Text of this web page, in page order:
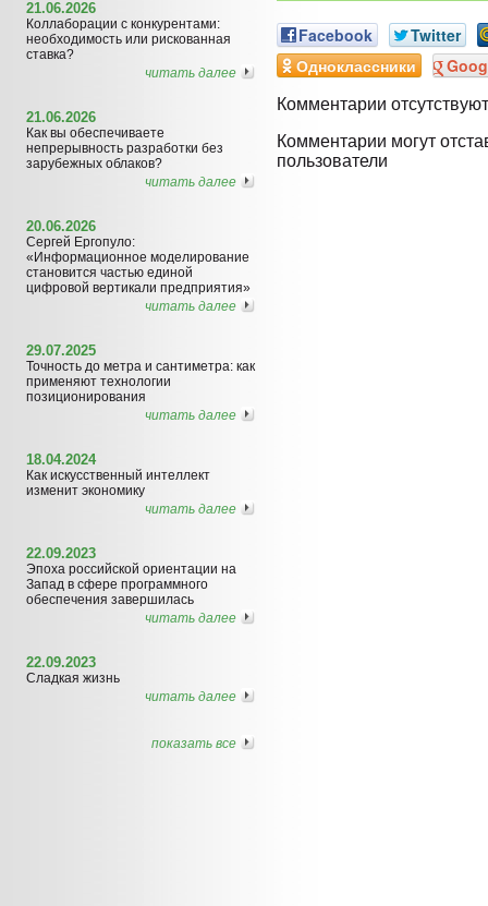
21.06.2026
Коллаборации с конкурентами:
необходимость или рискованная
ставка?
читать далее
21.06.2026
Как вы обеспечиваете
непрерывность разработки без
зарубежных облаков?
читать далее
20.06.2026
Сергей Ергопуло:
«Информационное моделирование
становится частью единой
цифровой вертикали предприятия»
читать далее
29.07.2025
Точность до метра и сантиметра: как
применяют технологии
позиционирования
читать далее
18.04.2024
Как искусственный интеллект
изменит экономику
читать далее
22.09.2023
Эпоха российской ориентации на
Запад в сфере программного
обеспечения завершилась
читать далее
22.09.2023
Сладкая жизнь
читать далее
показать все
Facebook
Twitter
Одноклассники
Комментарии отсутствуют
Комментарии могут
пользователи